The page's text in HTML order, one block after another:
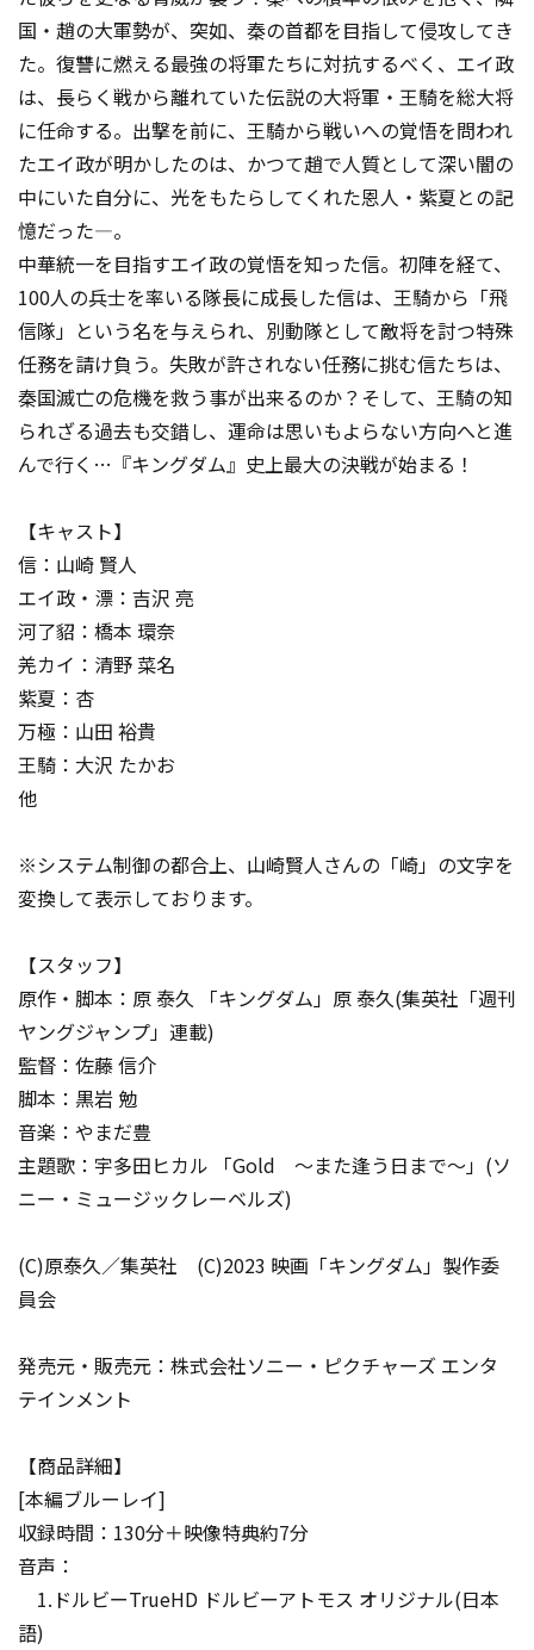
国・趙の大軍勢が、突如、秦の首都を目指して侵攻してき
た。復讐に燃える最強の将軍たちに対抗するべく、エイ政
は、長らく戦から離れていた伝説の大将軍・王騎を総大将
に任命する。出撃を前に、王騎から戦いへの覚悟を問われ
たエイ政が明かしたのは、かつて趙で人質として深い闇の
中にいた自分に、光をもたらしてくれた恩人・紫夏との記
憶だった―。
中華統一を目指すエイ政の覚悟を知った信。初陣を経て、
100人の兵士を率いる隊長に成長した信は、王騎から「飛
信隊」という名を与えられ、別動隊として敵将を討つ特殊
任務を請け負う。失敗が許されない任務に挑む信たちは、
秦国滅亡の危機を救う事が出来るのか？そして、王騎の知
られざる過去も交錯し、運命は思いもよらない方向へと進
んで行く…『キングダム』史上最大の決戦が始まる！
【キャスト】
信：山崎 賢人
エイ政・漂：吉沢 亮
河了貂：橋本 環奈
羌カイ：清野 菜名
紫夏：杏
万極：山田 裕貴
王騎：大沢 たかお
他
※システム制御の都合上、山崎賢人さんの「崎」の文字を
変換して表示しております。
【スタッフ】
原作・脚本：原 泰久 「キングダム」原 泰久(集英社「週刊
ヤングジャンプ」連載)
監督：佐藤 信介
脚本：黒岩 勉
音楽：やまだ豊
主題歌：宇多田ヒカル 「Gold ～また逢う日まで～」(ソ
ニー・ミュージックレーベルズ)
(C)原泰久／集英社 (C)2023 映画「キングダム」製作委
員会
発売元・販売元：株式会社ソニー・ピクチャーズ エンタ
テインメント
【商品詳細】
[本編ブルーレイ]
収録時間：130分＋映像特典約7分
音声：
1.ドルビーTrueHD ドルビーアトモス オリジナル(日本
語)